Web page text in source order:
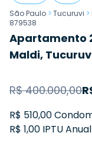
São Paulo > Tucuruvi >
879538
Apartamento
Maldi,
R$400.000,00
R$ 510,00
R$ 1,00 IPTU